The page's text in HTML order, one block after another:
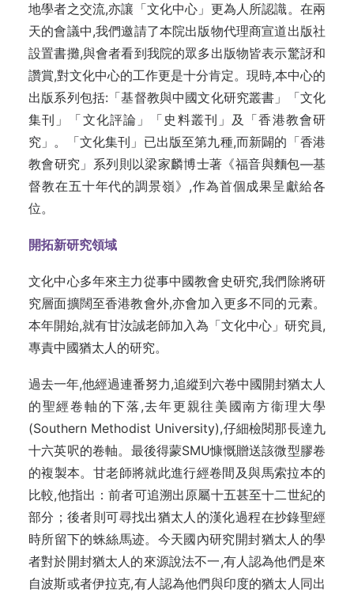
地學者之交流,亦讓「文化中心」更為人所認識。在兩
天的會議中,我們邀請了本院出版物代理商宣道出版社
設置書攤,與會者看到我院的眾多出版物皆表示驚訝和
讚賞,對文化中心的工作更是十分肯定。現時,本中心的
出版系列包括:「基督教與中國文化研究叢書」「文化
集刊」「文化評論」「史料叢刊」及「香港教會研
究」。「文化集刊」已出版至第九種,而新闢的「香港
教會研究」系列則以梁家麟博士著《福音與麵包—基
督教在五十年代的調景嶺》,作為首個成果呈獻給各
位。
開拓新研究領域
文化中心多年來主力從事中國教會史研究,我們除將研
究層面擴闊至香港教會外,亦會加入更多不同的元素。
本年開始,就有甘汝誠老師加入為「文化中心」研究員,
專責中國猶太人的研究。
過去一年,他經過連番努力,追縱到六卷中國開封猶太人
的聖經卷軸的下落,去年更親往美國南方衞理大學
(Southern Methodist University),仔細檢閱那長達九
十六英呎的卷軸。最後得蒙SMU慷慨贈送該微型膠卷
的複製本。甘老師將就此進行經卷間及與馬索拉本的
比較,他指出：前者可追溯出原屬十五甚至十二世紀的
部分；後者則可尋找出猶太人的漢化過程在抄錄聖經
時所留下的蛛絲馬迹。今天國內研究開封猶太人的學
者對於開封猶太人的來源說法不一,有人認為他們是來
自波斯或者伊拉克,有人認為他們與印度的猶太人同出